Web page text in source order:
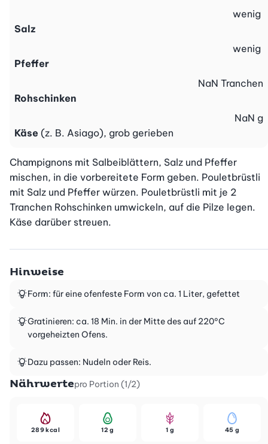
Salz
wenig
Pfeffer
wenig
Rohschinken
NaN Tranchen
Käse (z. B. Asiago), grob gerieben
NaN g
Champignons mit Salbeiblättern, Salz und Pfeffer
mischen, in die vorbereitete Form geben. Pouletbrüstli
mit Salz und Pfeffer würzen. Pouletbrüstli mit je 2
Tranchen Rohschinken umwickeln, auf die Pilze legen.
Käse darüber streuen.
Hinweise
Form: für eine ofenfeste Form von ca. 1 Liter, gefettet
Gratinieren: ca. 18 Min. in der Mitte des auf 220°C
vorgeheizten Ofens.
Dazu passen: Nudeln oder Reis.
Nährwertepro Portion (1/2)
289 kcal 12 g 1 g 45 g